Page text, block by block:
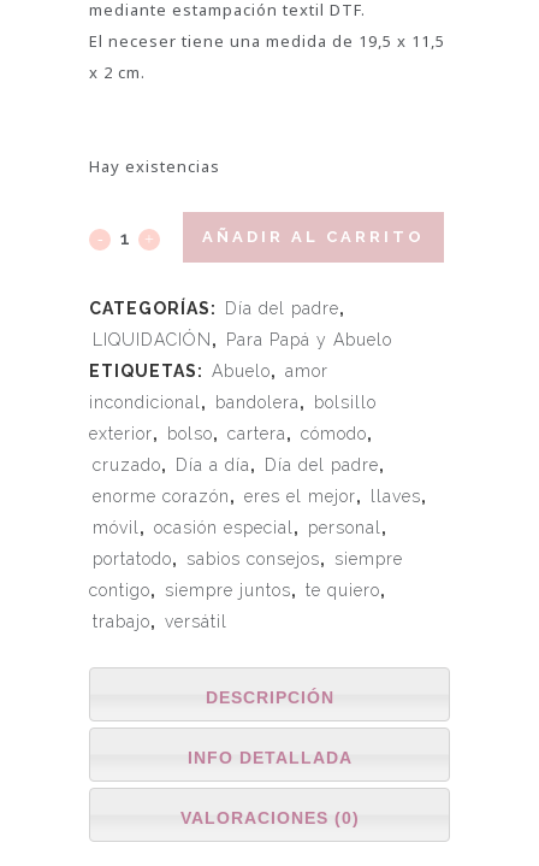
mediante estampación textil DTF.
El neceser tiene una medida de 19,5 x 11,5
x 2 cm.
Hay existencias
AÑADIR AL CARRITO
CATEGORÍAS: Día del padre,
LIQUIDACIÓN ,
Para Papá y Abuelo
ETIQUETAS: Abuelo, amor
incondicional , bandolera,
bolsillo
exterior, bolso, cartera, cómodo,
cruzado, Día a día, Día del padre,
enorme corazón, eres el mejor, llaves,
móvil , ocasión especial , personal ,
portatodo, sabios consejos,
siempre
contigo, siempre juntos, te quiero,
trabajo, versátil
DESCRIPCIÓN
INFO DETALLADA
VALORACIONES (0)